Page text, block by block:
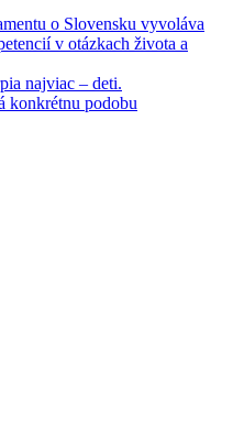
o Slovensku vyvoláva
v otázkach života a
najviac – deti.
konkrétnu podobu